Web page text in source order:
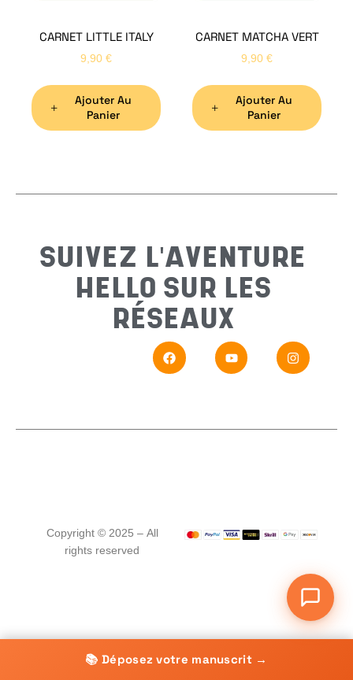
CARNET LITTLE ITALY
9,90 €
Ajouter Au
Panier
CARNET MATCHA VERT
9,90 €
Ajouter Au
Panier
SUIVEZ L'AVENTURE
HELLO SUR LES
RÉSEAUX
Copyright © 2025 – All
rights reserved
📚 Déposez votre manuscrit →